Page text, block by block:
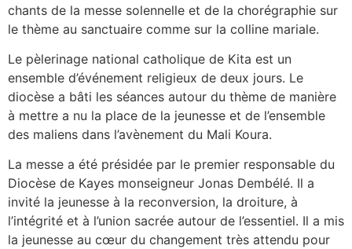
chants de la messe solennelle et de la chorégraphie sur
le thème au sanctuaire comme sur la colline mariale.
Le pèlerinage national catholique de Kita est un
ensemble d’événement religieux de deux jours. Le
diocèse a bâti les séances autour du thème de manière
à mettre a nu la place de la jeunesse et de l’ensemble
des maliens dans l’avènement du Mali Koura.
La messe a été présidée par le premier responsable du
Diocèse de Kayes monseigneur Jonas Dembélé. Il a
invité la jeunesse à la reconversion, la droiture, à
l’intégrité et à l’union sacrée autour de l’essentiel. Il a mis
la jeunesse au cœur du changement très attendu pour